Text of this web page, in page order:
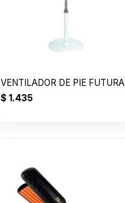
VENTILADOR DE PIE FUTURA
$ 1.435